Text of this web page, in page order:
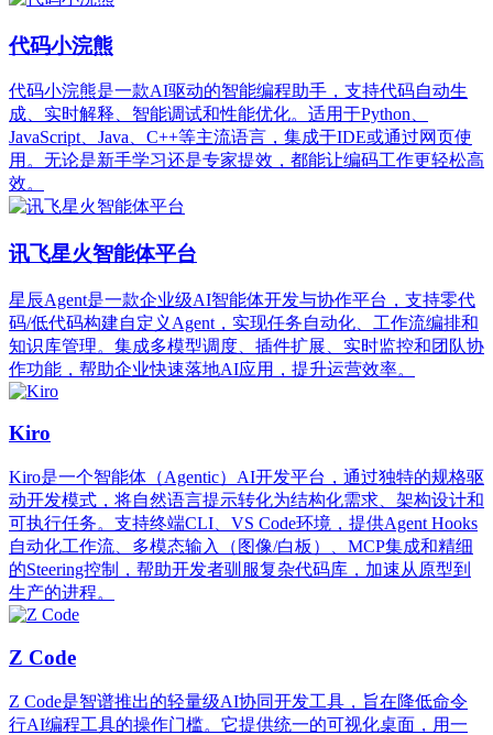
代码小浣熊
代码小浣熊是一款AI驱动的智能编程助手，支持代码自动生
成、实时解释、智能调试和性能优化。适用于Python、
JavaScript、Java、C++等主流语言，集成于IDE或通过网页使
用。无论是新手学习还是专家提效，都能让编码工作更轻松高
效。
讯飞星火智能体平台
星辰Agent是一款企业级AI智能体开发与协作平台，支持零代
码/低代码构建自定义Agent，实现任务自动化、工作流编排和
知识库管理。集成多模型调度、插件扩展、实时监控和团队协
作功能，帮助企业快速落地AI应用，提升运营效率。
Kiro
Kiro是一个智能体（Agentic）AI开发平台，通过独特的规格驱
动开发模式，将自然语言提示转化为结构化需求、架构设计和
可执行任务。支持终端CLI、VS Code环境，提供Agent Hooks
自动化工作流、多模态输入（图像/白板）、MCP集成和精细
的Steering控制，帮助开发者驯服复杂代码库，加速从原型到
生产的进程。
Z Code
Z Code是智谱推出的轻量级AI协同开发工具，旨在降低命令
行AI编程工具的操作门槛。它提供统一的可视化桌面，用一